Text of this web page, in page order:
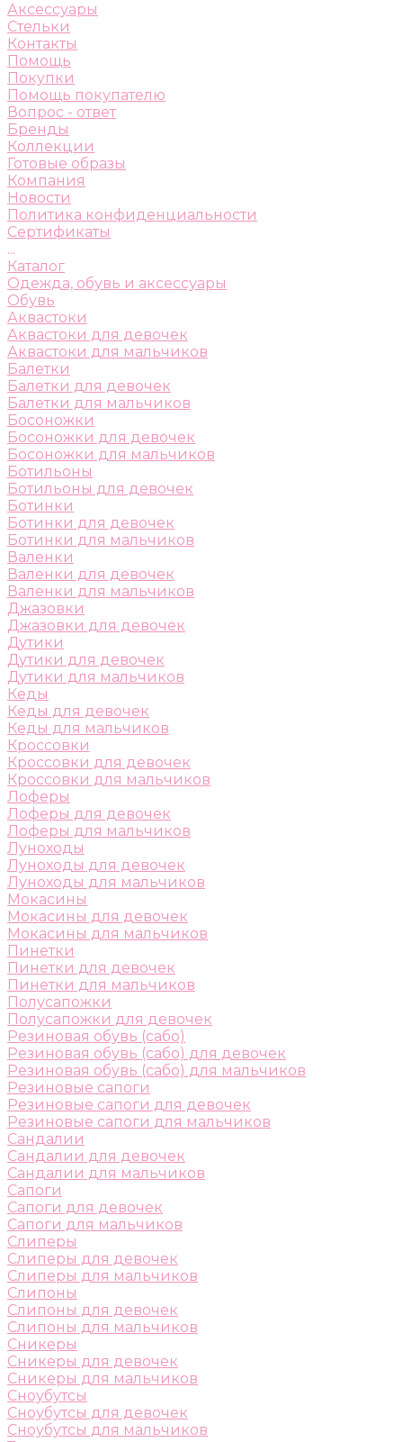
Аксессуары
Стельки
Контакты
Помощь
Покупки
Помощь покупателю
Вопрос - ответ
Бренды
Коллекции
Готовые образы
Компания
Новости
Политика конфиденциальности
Сертификаты
...
Каталог
Одежда, обувь и аксессуары
Обувь
Аквастоки
Аквастоки для девочек
Аквастоки для мальчиков
Балетки
Балетки для девочек
Балетки для мальчиков
Босоножки
Босоножки для девочек
Босоножки для мальчиков
Ботильоны
Ботильоны для девочек
Ботинки
Ботинки для девочек
Ботинки для мальчиков
Валенки
Валенки для девочек
Валенки для мальчиков
Джазовки
Джазовки для девочек
Дутики
Дутики для девочек
Дутики для мальчиков
Кеды
Кеды для девочек
Кеды для мальчиков
Кроссовки
Кроссовки для девочек
Кроссовки для мальчиков
Лоферы
Лоферы для девочек
Лоферы для мальчиков
Луноходы
Луноходы для девочек
Луноходы для мальчиков
Мокасины
Мокасины для девочек
Мокасины для мальчиков
Пинетки
Пинетки для девочек
Пинетки для мальчиков
Полусапожки
Полусапожки для девочек
Резиновая обувь (сабо)
Резиновая обувь (сабо) для девочек
Резиновая обувь (сабо) для мальчиков
Резиновые сапоги
Резиновые сапоги для девочек
Резиновые сапоги для мальчиков
Сандалии
Сандалии для девочек
Сандалии для мальчиков
Сапоги
Сапоги для девочек
Сапоги для мальчиков
Слиперы
Слиперы для девочек
Слиперы для мальчиков
Слипоны
Слипоны для девочек
Слипоны для мальчиков
Сникеры
Сникеры для девочек
Сникеры для мальчиков
Сноубутсы
Сноубутсы для девочек
Сноубутсы для мальчиков